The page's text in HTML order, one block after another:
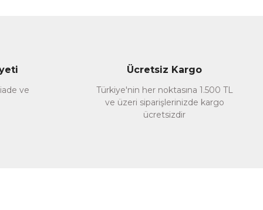
ve
Ücretsiz Kargo
Türkiye'nin her noktasına 1.500 TL
ve üzeri siparişlerinizde kargo
ücretsizdir